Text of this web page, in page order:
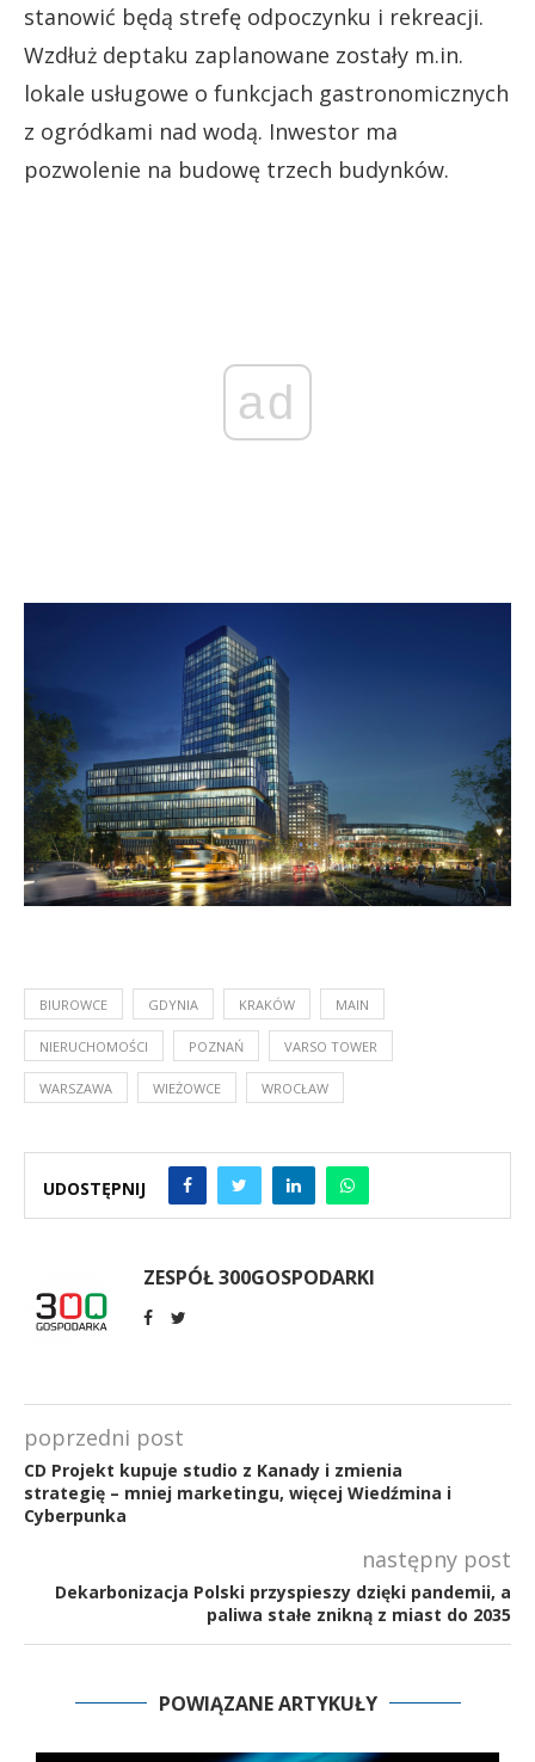
stanowić będą strefę odpoczynku i rekreacji.
Wzdłuż deptaku zaplanowane zostały m.in.
lokale usługowe o funkcjach gastronomicznych
z ogródkami nad wodą. Inwestor ma
pozwolenie na budowę trzech budynków.
ad
BIUROWCE GDYNIA KRAKÓW MAIN
NIERUCHOMOŚCI POZNAŃ VARSO TOWER
WARSZAWA WIEŻOWCE WROCŁAW
UDOSTĘPNIJ
ZESPÓŁ 300GOSPODARKI
poprzedni post
CD Projekt kupuje studio z Kanady i zmienia
strategię – mniej marketingu, więcej Wiedźmina i
Cyberpunka
następny post
Dekarbonizacja Polski przyspieszy dzięki pandemii, a
paliwa stałe znikną z miast do 2035
POWIĄZANE ARTYKUŁY